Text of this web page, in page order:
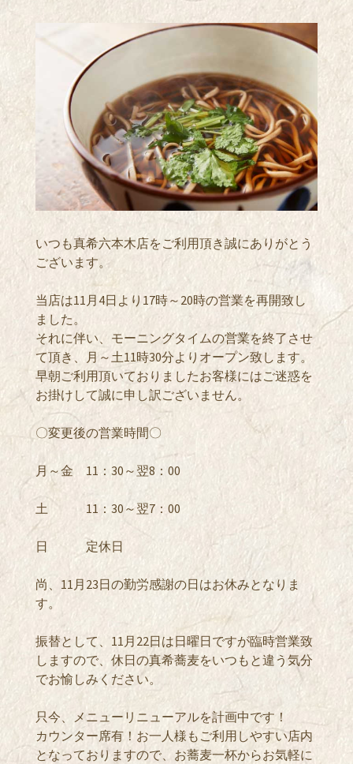
いつも真希六本木店をご利用頂き誠にありがとう
ございます。
当店は11月4日より17時～20時の営業を再開致し
ました。
それに伴い、モーニングタイムの営業を終了させ
て頂き、月～土11時30分よりオープン致します。
早朝ご利用頂いておりましたお客様にはご迷惑を
お掛けして誠に申し訳ございません。
〇変更後の営業時間〇
月～金 11：30～翌8：00
土 11：30～翌7：00
日 定休日
尚、11月23日の勤労感謝の日はお休みとなりま
す。
振替として、11月22日は日曜日ですが臨時営業致
しますので、休日の真希蕎麦をいつもと違う気分
でお愉しみください。
只今、メニューリニューアルを計画中です！
カウンター席有！お一人様もご利用しやすい店内
となっておりますので、お蕎麦一杯からお気軽に